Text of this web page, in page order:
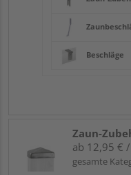
Beschläge
Zaun-
ab 12,95 €
gesamte